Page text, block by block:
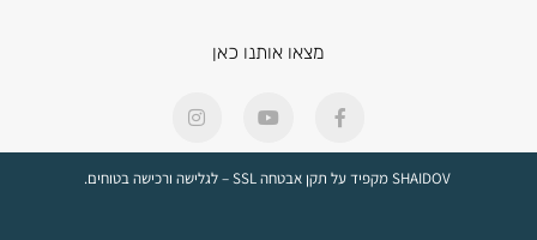
מצאו אותנו כאן
SHAIDOV מקפיד על תקן אבטחה SSL – לגלישה ורכישה בטוחים.